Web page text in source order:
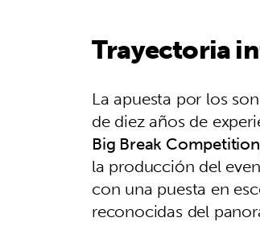
Trayectoria
La apuesta por los
de diez años de
Big Break Competition
la producción del
con una puesta en
reconocidas del